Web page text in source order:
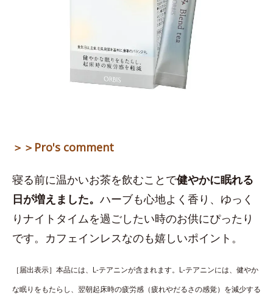
＞＞Pro's comment
寝る前に温かいお茶を飲むことで健やかに眠れる
日が増えました。 ハーブも心地よく香り、ゆっく
りナイトタイムを過ごしたい時のお供にぴったり
です。カフェインレスなのも嬉しいポイント。
［届出表示］本品には、L-テアニンが含まれます。L-テアニンには、健やか
な眠りをもたらし、翌朝起床時の疲労感（疲れやだるさの感覚）を減少する